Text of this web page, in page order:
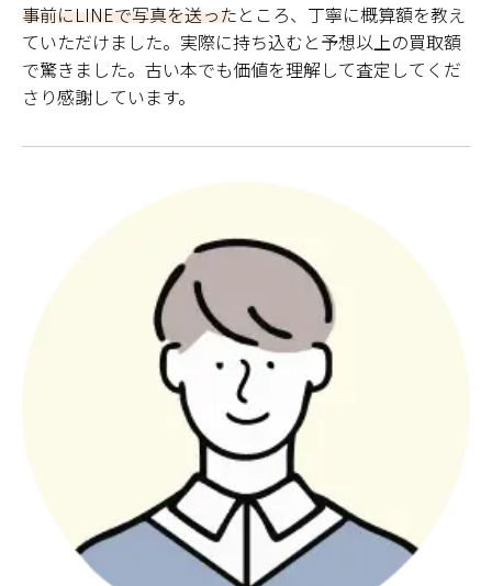
事前にLINEで写真を送ったところ、丁寧に概算額を教え
ていただけました。実際に持ち込むと予想以上の買取額
で驚きました。古い本でも価値を理解して査定してくだ
さり感謝しています。